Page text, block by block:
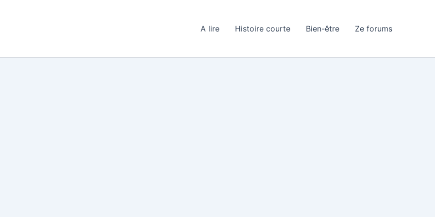
A lire Histoire courte Bien-être Ze forums